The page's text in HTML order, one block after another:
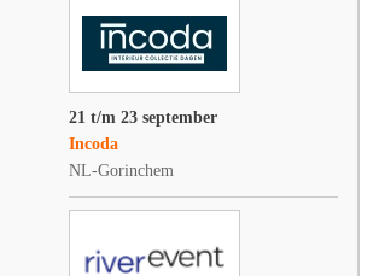
21 t/m 23 september
Incoda
NL-Gorinchem